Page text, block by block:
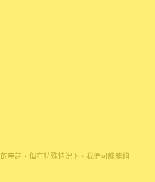
申請，但在特殊情況下，我們可能能夠